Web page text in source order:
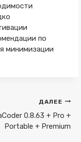
по
минимизации
ДАЛЕЕ
0.8.63 + Pro +
Portable + Premium